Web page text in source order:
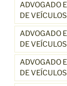
ADVOGADO
DE
ADVOGADO
DE
ADVOGADO
DE